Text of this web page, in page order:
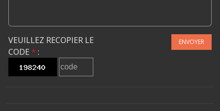
VEUILLEZ RECOPIER LE
CODE * :
ENVOYER